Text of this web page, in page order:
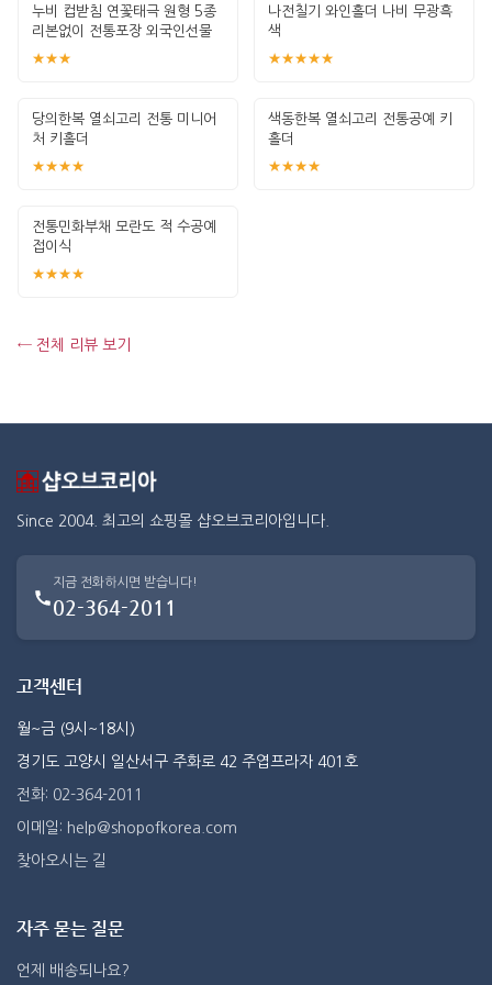
누비 컵받침 연꽃태극 원형 5종
리본없이 전통포장 외국인선물
한국기념
★★★
나전칠기 와인홀더 나비 무광흑
색
★★★★★
당의한복 열쇠고리 전통 미니어
처 키홀더
★★★★
색동한복 열쇠고리 전통공예 키
홀더
★★★★
전통민화부채 모란도 적 수공예
접이식
★★★★
← 전체 리뷰 보기
Since 2004. 최고의 쇼핑몰 샵오브코리아입니다.
지금 전화하시면 받습니다!
02-364-2011
고객센터
월~금 (9시~18시)
경기도 고양시 일산서구 주화로 42 주엽프라자 401호
전화: 02-364-2011
이메일: help@shopofkorea.com
찾아오시는 길
자주 묻는 질문
언제 배송되나요?